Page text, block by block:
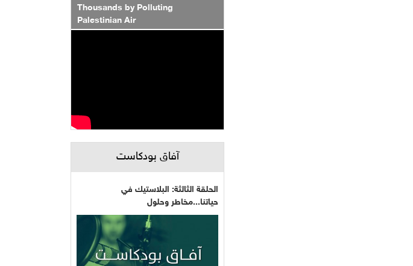
Thousands by Polluting
Palestinian Air
آفاق بودكاست
الحلقة الثالثة: البلاستيك في
حياتنا...مخاطر وحلول